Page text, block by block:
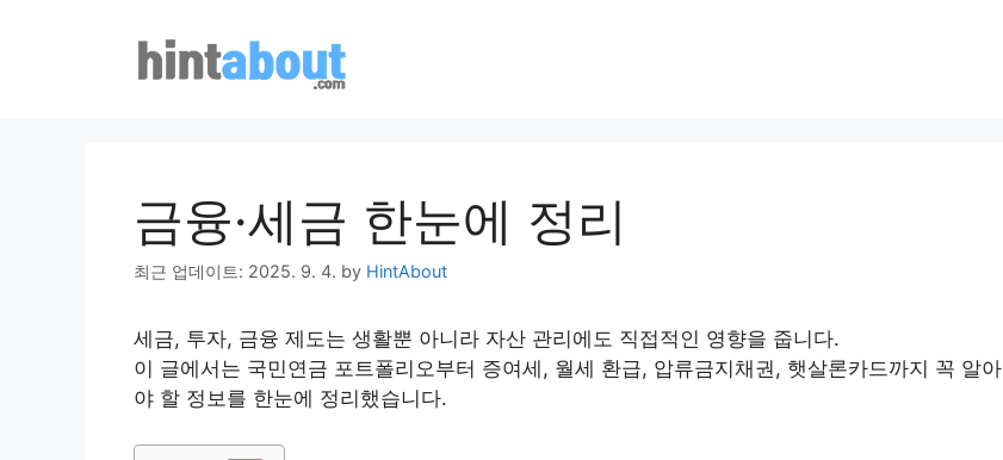
금융·세금 한눈에 정리
최근 업데이트: 2025. 9. 4. by HintAbout
세금, 투자, 금융 제도는 생활뿐 아니라 자산 관리에도 직접적인 영향을 줍니다.
이 글에서는 국민연금 포트폴리오부터 증여세, 월세 환급, 압류금지채권, 햇살론카드까지 꼭 알아
야 할 정보를 한눈에 정리했습니다.